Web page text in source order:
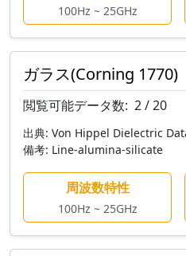
100Hz ~ 25GHz
ガラス(Corning 1770)
閲覧可能データ数: 2 / 20
出典: Von Hippel Dielectric
備考: Line-alumina-silicate
周波数特性
100Hz ~ 25GHz